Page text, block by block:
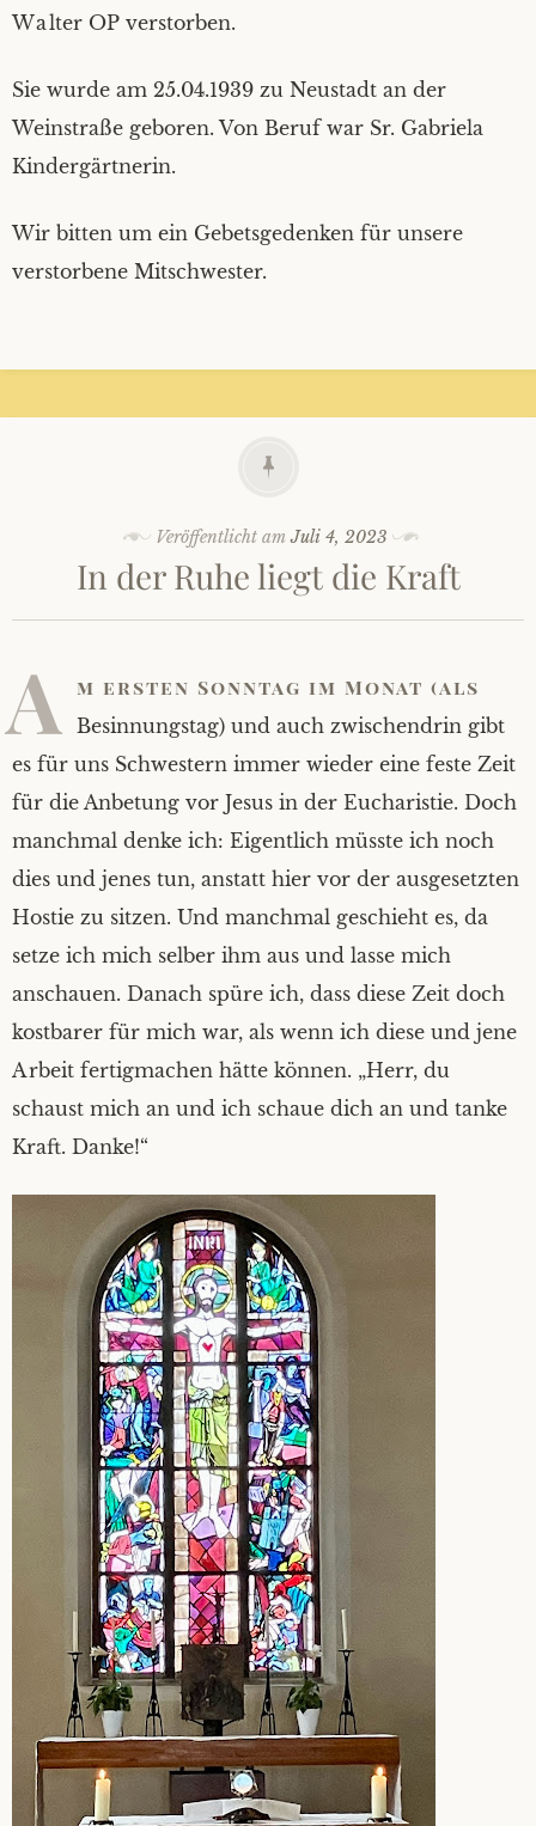
Walter OP verstorben.
Sie wurde am 25.04.1939 zu Neustadt an der
Weinstraße geboren. Von Beruf war Sr. Gabriela
Kindergärtnerin.
Wir bitten um ein Gebetsgedenken für unsere
verstorbene Mitschwester.
Veröffentlicht amJuli 4, 2023
In der Ruhe liegt die Kraft
A m ersten Sonntag im Monat (als
Besinnungstag) und auch zwischendrin gibt
es für uns Schwestern immer wieder eine feste Zeit
für die Anbetung vor Jesus in der Eucharistie. Doch
manchmal denke ich: Eigentlich müsste ich noch
dies und jenes tun, anstatt hier vor der ausgesetzten
Hostie zu sitzen. Und manchmal geschieht es, da
setze ich mich selber ihm aus und lasse mich
anschauen. Danach spüre ich, dass diese Zeit doch
kostbarer für mich war, als wenn ich diese und jene
Arbeit fertigmachen hätte können. „Herr, du
schaust mich an und ich schaue dich an und tanke
Kraft. Danke!“